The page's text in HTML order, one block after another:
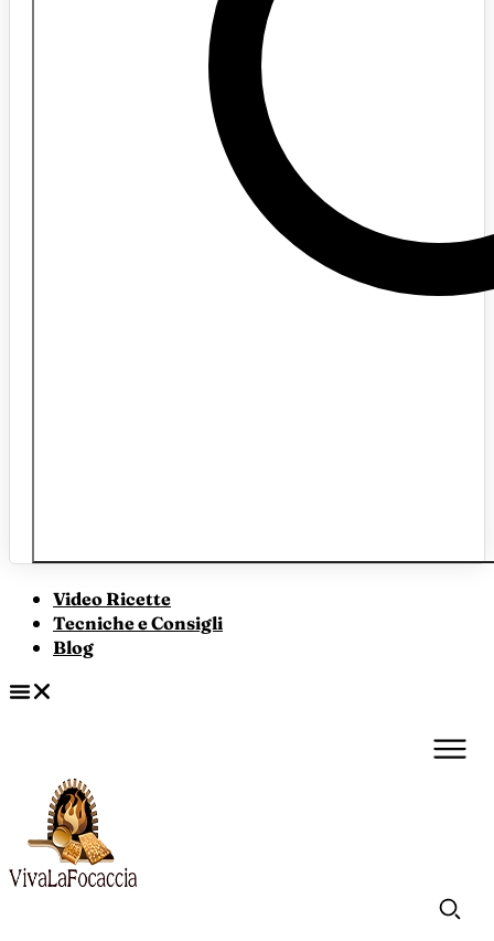
Video Ricette
Tecniche e Consigli
Blog